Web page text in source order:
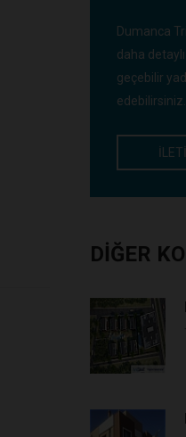
Dumanca
daha
geçebilir
edebilirsiniz.
DIĞER